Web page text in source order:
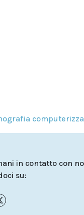
in contatto con
su: